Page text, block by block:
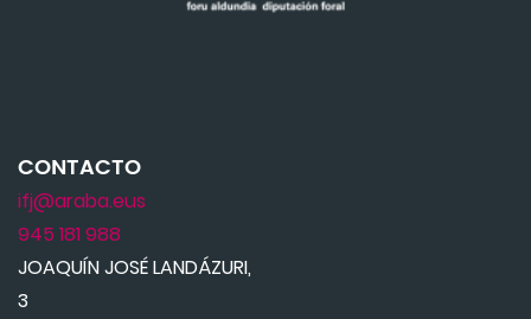
CONTACTO
ifj@araba.eus
945 181 988
JOAQUÍN JOSÉ LANDÁZURI,
3